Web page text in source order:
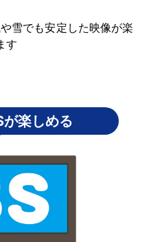
雪でも安定した映像が楽
す
楽しめる